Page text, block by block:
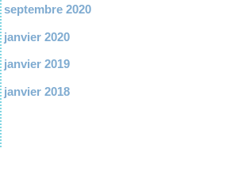
septembre 2020
janvier 2020
janvier 2019
janvier 2018